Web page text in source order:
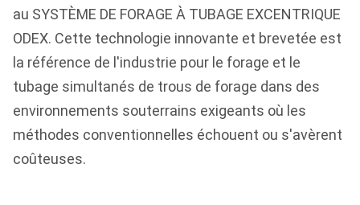
au SYSTÈME DE FORAGE À TUBAGE EXCENTRIQUE
ODEX. Cette technologie innovante et brevetée est
la référence de l'industrie pour le forage et le
tubage simultanés de trous de forage dans des
environnements souterrains exigeants où les
méthodes conventionnelles échouent ou s'avèrent
coûteuses.